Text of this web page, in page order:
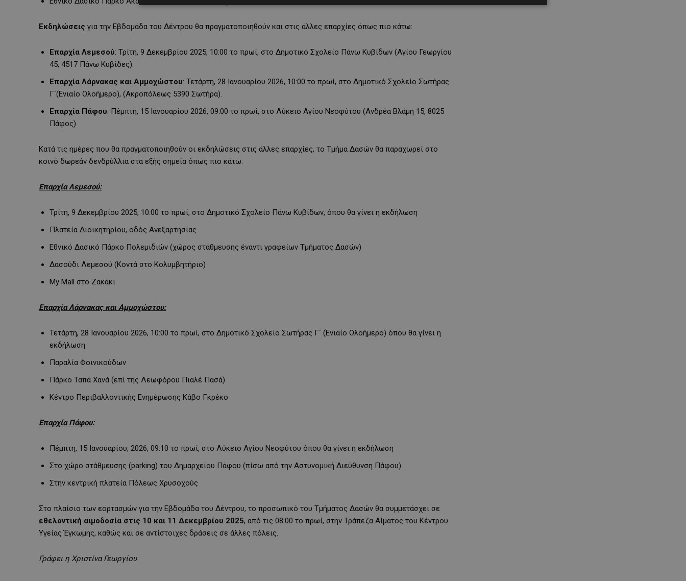
Εκδηλώσεις για την Εβδομάδα του Δέντρου θα πραγματοποιηθούν και στις άλλες επαρχίες όπως πιο κάτω:
Επαρχία Λεμεσού: Τρίτη, 9 Δεκεμβρίου 2025, 10:00 το πρωί, στο Δημοτικό Σχολείο Πάνω Κυβίδων (Αγίου Γεωργίου
45, 4517 Πάνω Κυβίδες).
Επαρχία Λάρνακας και Αμμοχώστου: Τετάρτη, 28 Ιανουαρίου 2026, 10:00 το πρωί, στο Δημοτικό Σχολείο Σωτήρας
Γ΄(Ενιαίο Ολοήμερο), (Ακροπόλεως 5390 Σωτήρα).
Επαρχία Πάφου: Πέμπτη, 15 Ιανουαρίου 2026, 09:00 το πρωί, στο Λύκειο Αγίου Νεοφύτου (Ανδρέα Βλάμη 15, 8025
Πάφος).
Κατά τις ημέρες που θα πραγματοποιηθούν οι εκδηλώσεις στις άλλες επαρχίες, το Τμήμα Δασών θα παραχωρεί στο
κοινό δωρεάν δενδρύλλια στα εξής σημεία όπως πιο κάτω:
Επαρχία Λεμεσού:
Τρίτη, 9 Δεκεμβρίου 2025, 10:00 το πρωί, στο Δημοτικό Σχολείο Πάνω Κυβίδων, όπου θα γίνει η εκδήλωση
Πλατεία Διοικητηρίου, οδός Ανεξαρτησίας
Εθνικό Δασικό Πάρκο Πολεμιδιών (χώρος στάθμευσης έναντι γραφείων Τμήματος Δασών)
Δασούδι Λεμεσού (Κοντά στο Κολυμβητήριο)
My Mall στο Ζακάκι
Επαρχία Λάρνακας και Αμμοχώστου:
Τετάρτη, 28 Ιανουαρίου 2026, 10:00 το πρωί, στο Δημοτικό Σχολείο Σωτήρας Γ΄ (Ενιαίο Ολοήμερο) όπου θα γίνει η
εκδήλωση
Παραλία Φοινικούδων
Πάρκο Ταπά Χανά (επί της Λεωφόρου Πιαλέ Πασά)
Κέντρο Περιβαλλοντικής Ενημέρωσης Κάβο Γκρέκο
Επαρχία Πάφου:
Πέμπτη, 15 Ιανουαρίου, 2026, 09:10 το πρωί, στο Λύκειο Αγίου Νεοφύτου όπου θα γίνει η εκδήλωση
Στο χώρο στάθμευσης (parking) του Δημαρχείου Πάφου (πίσω από την Αστυνομική Διεύθυνση Πάφου)
Στην κεντρική πλατεία Πόλεως Χρυσοχούς
Στο πλαίσιο των εορτασμών για την Εβδομάδα του Δέντρου, το προσωπικό του Τμήματος Δασών θα συμμετάσχει σε
εθελοντική αιμοδοσία στις 10 και 11 Δεκεμβρίου 2025, από τις 08:00 το πρωί, στην Τράπεζα Αίματος του Κέντρου
Υγείας Έγκωμης, καθώς και σε αντίστοιχες δράσεις σε άλλες πόλεις.
Γράφει η Χριστίνα Γεωργίου